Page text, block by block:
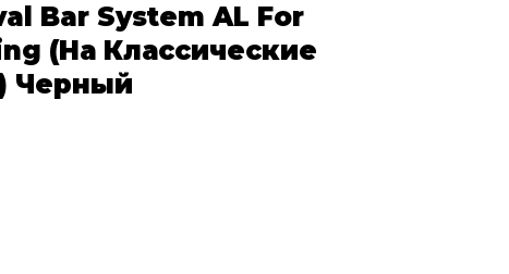
Bar System AL For
(на Классические
Черный